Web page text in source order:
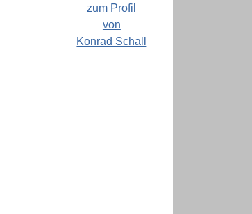
zum Profil
von
Konrad Schall